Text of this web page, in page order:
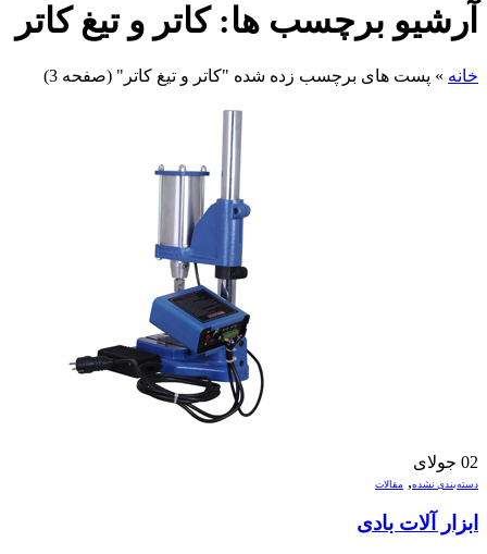
آرشیو برچسب ها: کاتر و تیغ کاتر
خانه » پست های برچسب زده شده "کاتر و تیغ کاتر" (صفحه 3)
02 جولای
دسته‌بندی نشده, مقالات
ابزار آلات بادی